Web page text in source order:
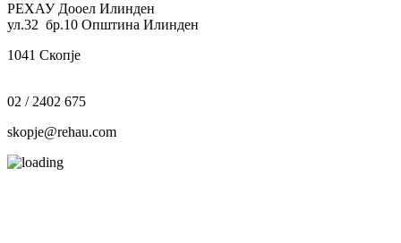
РЕХАУ Дооел Илинден
ул.32 бр.10 Општина Илинден
1041 Скопје
02 / 2402 675
skopje@rehau.com